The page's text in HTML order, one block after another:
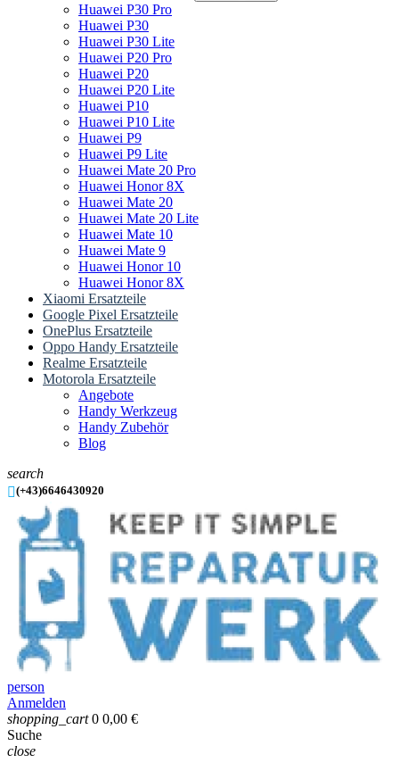
Huawei P30 Pro
Huawei P30
Huawei P30 Lite
Huawei P20 Pro
Huawei P20
Huawei P20 Lite
Huawei P10
Huawei P10 Lite
Huawei P9
Huawei P9 Lite
Huawei Mate 20 Pro
Huawei Honor 8X
Huawei Mate 20
Huawei Mate 20 Lite
Huawei Mate 10
Huawei Mate 9
Huawei Honor 10
Huawei Honor 8X
Xiaomi Ersatzteile
Google Pixel Ersatzteile
OnePlus Ersatzteile
Oppo Handy Ersatzteile
Realme Ersatzteile
Motorola Ersatzteile
Angebote
Handy Werkzeug
Handy Zubehör
Blog
search
(+43)6646430920
person
Anmelden
shopping_cart 0 0,00 €
Suche
close